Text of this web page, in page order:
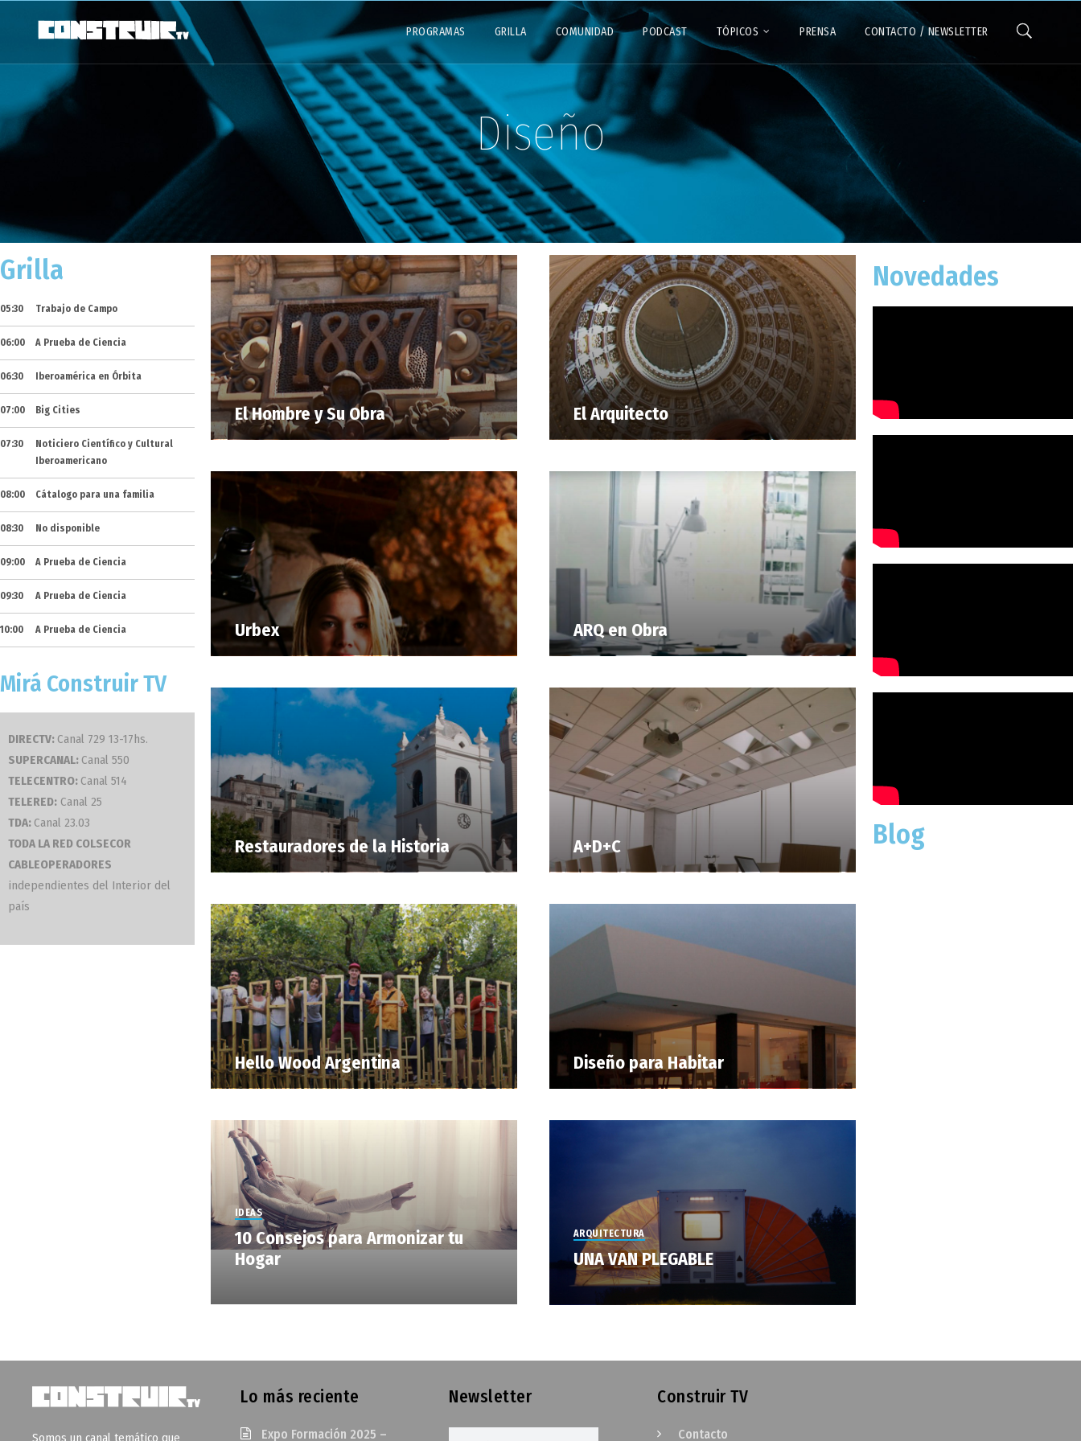
PROGRAMAS GRILLA COMUNIDAD PODCAST TÓPICOS PRENSA CONTACTO / NEWSLETTER
Diseño
Grilla
05:30 Trabajo de Campo
06:00 A Prueba de Ciencia
06:30 Iberoamérica en Órbita
07:00 Big Cities
07:30
Noticiero Científico y Cultural
Iberoamericano
08:00 Cátalogo para una familia
08:30 No disponible
09:00 A Prueba de Ciencia
09:30 A Prueba de Ciencia
10:00 A Prueba de Ciencia
Mirá Construir TV
DIRECTV: Canal 729 13-17hs.
SUPERCANAL: Canal 550
TELECENTRO: Canal 514
TELERED: Canal 25
TDA: Canal 23.03
TODA LA RED COLSECOR
CABLEOPERADORES
independientes del Interior del
país
El Hombre y Su Obra El Arquitecto
Urbex ARQ en Obra
Restauradores de la Historia A+D+C
Hello Wood Argentina Diseño para Habitar
IDEAS
10 Consejos para Armonizar tu
Hogar
ARQUITECTURA
UNA VAN PLEGABLE
Novedades
Blog
Somos un canal temático que
Lo más reciente
Expo Formación 2025 –
Newsletter Construir TV
Contacto